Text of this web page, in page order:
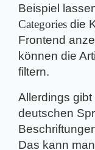
Beispiel
Categories die
Frontend
können die
filtern.
Allerdings
deutschen
Das kann